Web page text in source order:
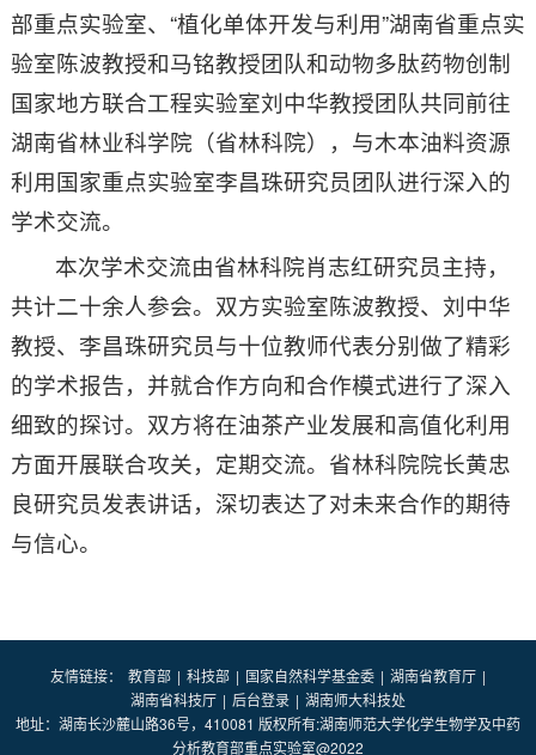
部重点实验室、“植化单体开发与利用”湖南省重点实
验室陈波教授和马铭教授团队和动物多肽药物创制
国家地方联合工程实验室刘中华教授团队共同前往
湖南省林业科学院（省林科院），与木本油料资源
利用国家重点实验室李昌珠研究员团队进行深入的
学术交流。
本次学术交流由省林科院肖志红研究员主持，
共计二十余人参会。双方实验室陈波教授、刘中华
教授、李昌珠研究员与十位教师代表分别做了精彩
的学术报告，并就合作方向和合作模式进行了深入
细致的探讨。­双方将在油茶产业发展和高值化利用
方面开展联合攻关，定期交流。省林科院院长黄忠
良研究员发表讲话，深切表达了对未来合作的期待
与信心。
友情链接： 教育部 | 科技部 | 国家自然科学基金委 | 湖南省教育厅 |
湖南省科技厅 | 后台登录 | 湖南师大科技处
地址：湖南长沙麓山路36号，410081 版权所有:湖南师范大学化学生物学及中药
分析教育部重点实验室@2022